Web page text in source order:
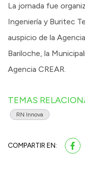
La jornada fue
Ingeniería y Buritec
auspicio de la
Bariloche, la
Agencia CREAR.
TEMAS
RN Innova
COMPARTIR EN: